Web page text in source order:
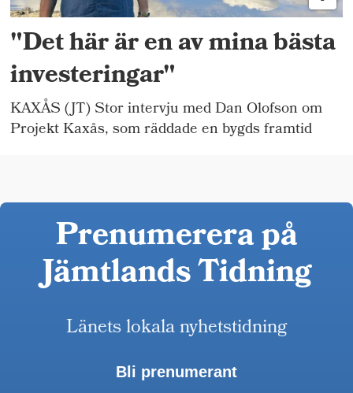
"Det här är en av mina bästa
investeringar"
KAXÅS (JT) Stor intervju med Dan Olofson om
Projekt Kaxås, som räddade en bygds framtid
Prenumerera på
Jämtlands Tidning
Länets lokala nyhetstidning
Bli prenumerant